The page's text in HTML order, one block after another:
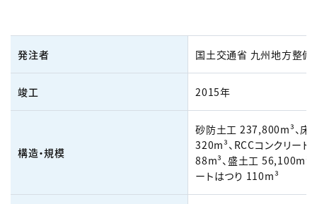
発注者 国土交通省 九州地方整備
竣工 2015年
構造・規模
砂防土工 237,800m³、床
320m³、RCCコンクリー
88m³、盛土工 56,100m³
ートはつり 110m³